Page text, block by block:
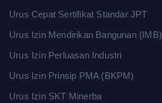
Urus Cepat Sertifikat Standar JPT
Urus Izin Mendirikan Bangunan (IMB)
Urus Izin Perluasan Industri
Urus Izin Prinsip PMA (BKPM)
Urus Izin SKT Minerba